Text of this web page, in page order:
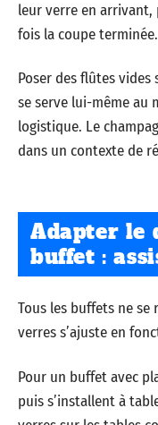
leur verre en
fois la coupe terminée.
Poser des flûtes
se serve lui-même au
logistique. Le
dans un contexte de
Adapter le
buffet :
Tous les buffets ne se
verres s’ajuste en
Pour un buffet avec
puis s’installent à